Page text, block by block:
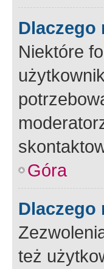
Dlaczego
Niektóre
Góra
Dlaczego
też